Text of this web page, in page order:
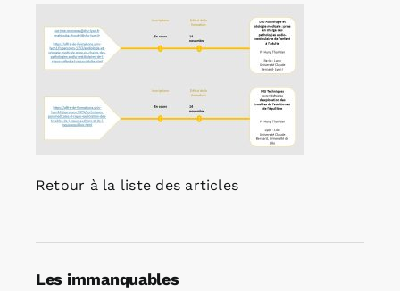
Retour à la liste des articles
Les immanquables